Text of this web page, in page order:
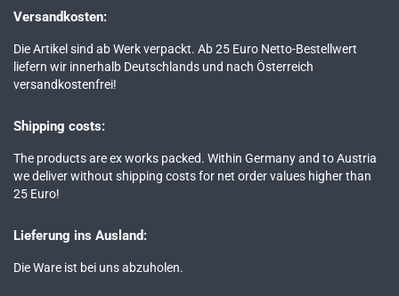
Versandkosten:
Die Artikel sind ab Werk verpackt. Ab 25 Euro Netto-Bestellwert
liefern wir innerhalb Deutschlands und nach Österreich
versandkostenfrei!
Shipping costs:
The products are ex works packed. Within Germany and to Austria
we deliver without shipping costs for net order values higher than
25 Euro!
Lieferung ins Ausland:
Die Ware ist bei uns abzuholen.